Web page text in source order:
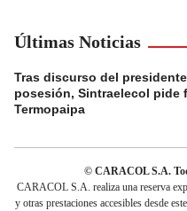
Últimas Noticias
Tras discurso del
posesión, Sintraelecol pide
Termopaipa
© CARACOL S.A.
CARACOL S.A. realiza una reserva
y otras prestaciones accesibles desde